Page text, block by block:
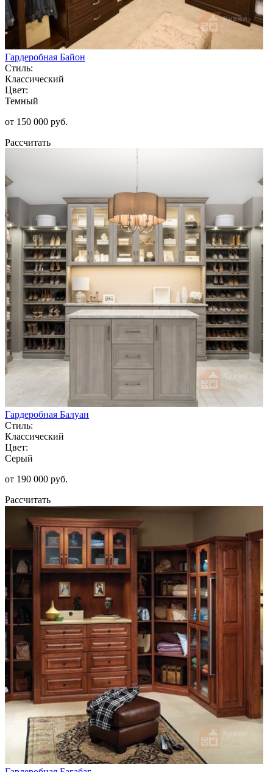
Гардеробная Байон
Стиль:
Классический
Цвет:
Темный
от 150 000 руб.
Рассчитать
Гардеробная Балуан
Стиль:
Классический
Цвет:
Серый
от 190 000 руб.
Рассчитать